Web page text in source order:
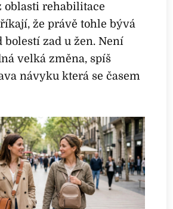
oblasti rehabilitace
že právě tohle bývá
bolestí zad u žen. Není
velká změna, spíš
návyku která se časem